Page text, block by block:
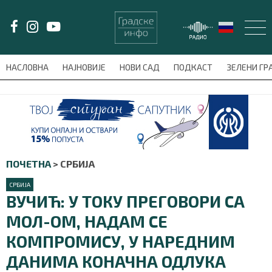
НАСЛОВНА НАЈНОВИЈЕ НОВИ САД ПОДКАСТ ЗЕЛЕНИ
meni'); $this_item = current( wp_filter_object_list(
ПОЧЕТНА > СРБИЈА
СРБИЈА
ВУЧИЋ: У ТОКУ ПРЕГОВОРИ СА
МОЛ-ОМ, НАДАМ СЕ
КОМПРОМИСУ, У НАРЕДНИМ
ДАНИМА КОНАЧНА ОДЛУКА
LAT/ЋИР
НАСЛОВНА
НАЈНОВИЈЕ
НОВИ САД
ПОДКАСТ
ЗЕЛЕНИ ГРАД
ВИДЕО